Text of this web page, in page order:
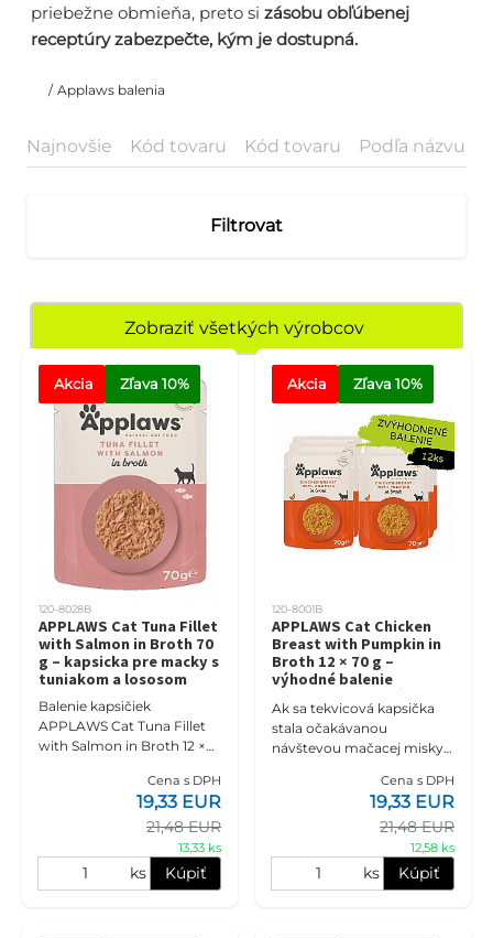
priebežne obmieňa, preto si zásobu obľúbenej
receptúry zabezpečte, kým je dostupná.
/ Applaws balenia
Najnovšie Kód tovaru Kód tovaru Podľa názvu
Filtrovat
Zobraziť všetkých výrobcov
Akcia Zľava 10%
120-8028B
APPLAWS Cat Tuna Fillet
with Salmon in Broth 70
g – kapsicka pre macky s
tuniakom a lososom
Balenie kapsičiek
APPLAWS Cat Tuna Fillet
with Salmon in Broth 12 ×
krmivo pre dospelé mačky
s 70 % filetu z tuniaka, 5 %
Cena s DPH
21,48 EUR
19,33 EUR
13,33 ks
ks Kúpiť
Akcia Zľava 10%
120-8001B
APPLAWS Cat Chicken
Breast with Pumpkin in
Broth 12 × 70 g –
výhodné balenie
kapsiciek s kuracími
prsiami a tekvicou pre
macky
Ak sa tekvicová kapsička
stala očakávanou
návštevou mačacej misky,
Chicken Breast with
Pumpkin in Broth 12 × 70 g
Cena s DPH
21,48 EUR
19,33 EUR
12,58 ks
ks Kúpiť